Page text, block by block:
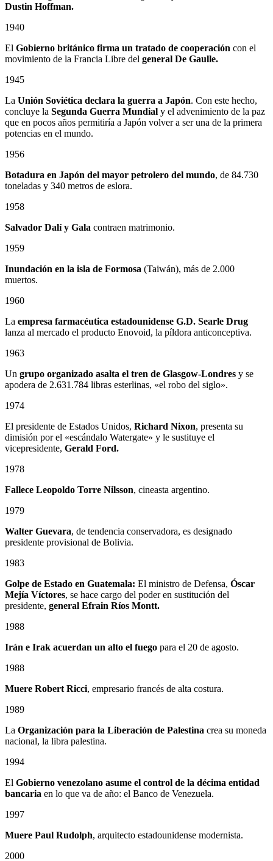
Dustin Hoffman.
1940
El Gobierno británico firma un tratado de cooperación con el
movimiento de la Francia Libre del general De Gaulle.
1945
La Unión Soviética declara la guerra a Japón. Con este hecho,
concluye la Segunda Guerra Mundial y el advenimiento de la paz
que en pocos años permitiría a Japón volver a ser una de la primera
potencias en el mundo.
1956
Botadura en Japón del mayor petrolero del mundo, de 84.730
toneladas y 340 metros de eslora.
1958
Salvador Dalí y Gala contraen matrimonio.
1959
Inundación en la isla de Formosa (Taiwán), más de 2.000
muertos.
1960
La empresa farmacéutica estadounidense G.D. Searle Drug
lanza al mercado el producto Enovoid, la píldora anticonceptiva.
1963
Un grupo organizado asalta el tren de Glasgow-Londres y se
apodera de 2.631.784 libras esterlinas, «el robo del siglo».
1974
El presidente de Estados Unidos, Richard Nixon, presenta su
dimisión por el «escándalo Watergate» y le sustituye el
vicepresidente, Gerald Ford.
1978
Fallece Leopoldo Torre Nilsson, cineasta argentino.
1979
Walter Guevara, de tendencia conservadora, es designado
presidente provisional de Bolivia.
1983
Golpe de Estado en Guatemala: El ministro de Defensa, Óscar
Mejía Víctores, se hace cargo del poder en sustitución del
presidente, general Efrain Ríos Montt.
1988
Irán e Irak acuerdan un alto el fuego para el 20 de agosto.
1988
Muere Robert Ricci, empresario francés de alta costura.
1989
La Organización para la Liberación de Palestina crea su moneda
nacional, la libra palestina.
1994
El Gobierno venezolano asume el control de la décima entidad
bancaria en lo que va de año: el Banco de Venezuela.
1997
Muere Paul Rudolph, arquitecto estadounidense modernista.
2000